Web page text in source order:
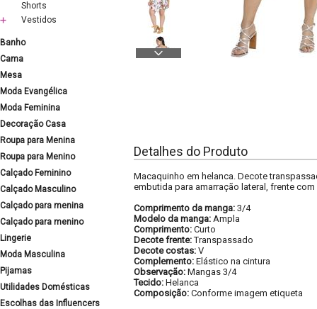
Shorts
Vestidos
Banho
Cama
Mesa
Moda Evangélica
Moda Feminina
Decoração Casa
Roupa para Menina
Roupa para Menino
Calçado Feminino
Calçado Masculino
Calçado para menina
Calçado para menino
Lingerie
Moda Masculina
Pijamas
Utilidades Domésticas
Escolhas das Influencers
Detalhes do Produto
Macaquinho em helanca. Decote
embutida para amarração lateral, frente
Comprimento da manga: 3/4
Modelo da manga: Ampla
Comprimento: Curto
Decote frente:Transpassado
Decote costas: V
Complemento: Elástico na cintura
Observação: Mangas 3/4
Tecido: Helanca
Composição: Conforme imagem etiqueta